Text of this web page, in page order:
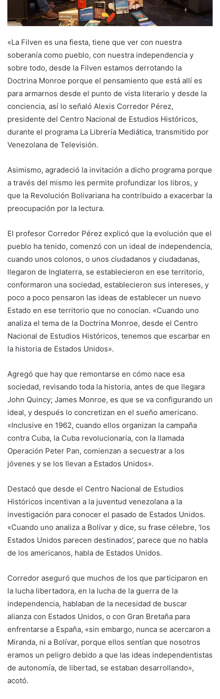
«La Filven es una fiesta, tiene que ver con nuestra
soberanía como pueblo, con nuestra independencia y
sobre todo, desde la Filven estamos derrotando la
Doctrina Monroe porque el pensamiento que está allí es
para armarnos desde el punto de vista literario y desde la
conciencia, así lo señaló Alexis Corredor Pérez,
presidente del Centro Nacional de Estudios Históricos,
durante el programa La Librería Mediática, transmitido por
Venezolana de Televisión.
Asimismo, agradeció la invitación a dicho programa porque
a través del mismo les permite profundizar los libros, y
que la Revolución Bolivariana ha contribuido a exacerbar la
preocupación por la lectura.
El profesor Corredor Pérez explicó que la evolución que el
pueblo ha tenido, comenzó con un ideal de independencia,
cuando unos colonos, o unos ciudadanos y ciudadanas,
llegaron de Inglaterra, se establecieron en ese territorio,
conformaron una sociedad, establecieron sus intereses, y
poco a poco pensaron las ideas de establecer un nuevo
Estado en ese territorio que no conocían. «Cuando uno
analiza el tema de la Doctrina Monroe, desde el Centro
Nacional de Estudios Históricos, tenemos que escarbar en
la historia de Estados Unidos».
Agregó que hay que remontarse en cómo nace esa
sociedad, revisando toda la historia, antes de que llegara
John Quincy; James Monroe, es que se va configurando un
ideal, y después lo concretizan en el sueño americano.
«Inclusive en 1962, cuando ellos organizan la campaña
contra Cuba, la Cuba revolucionaria, con la llamada
Operación Peter Pan, comienzan a secuestrar a los
jóvenes y se los llevan a Estados Unidos».
Destacó que desde el Centro Nacional de Estudios
Históricos incentivan a la juventud venezolana a la
investigación para conocer el pasado de Estados Unidos.
«Cuando uno analiza a Bolívar y dice, su frase célebre, ‘los
Estados Unidos parecen destinados’, parece que no habla
de los americanos, habla de Estados Unidos.
Corredor aseguró que muchos de los que participaron en
la lucha libertadora, en la lucha de la guerra de la
independencia, hablaban de la necesidad de buscar
alianza con Estados Unidos, o con Gran Bretaña para
enfrentarse a España, «sin embargo, nunca se acercaron a
Miranda, ni a Bolívar, porque ellos sentían que nosotros
eramos un peligro debido a que las ideas independentistas
de autonomía, de libertad, se estaban desarrollando»,
acotó.